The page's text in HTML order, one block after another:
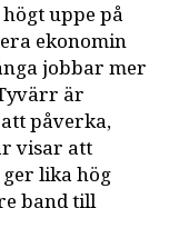
uppe på
ekonomin
jobbar mer
är
påverka,
visar att
lika hög
band till